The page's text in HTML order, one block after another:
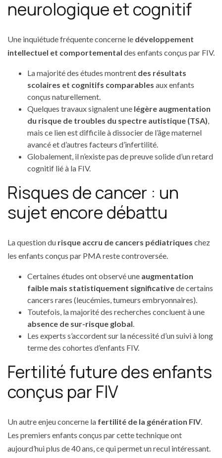
neurologique et cognitif
Une inquiétude fréquente concerne le développement
intellectuel et comportemental des enfants conçus par FIV.
La majorité des études montrent des résultats
scolaires et cognitifs comparables aux enfants
conçus naturellement.
Quelques travaux signalent une légère augmentation
du risque de troubles du spectre autistique (TSA),
mais ce lien est difficile à dissocier de l’âge maternel
avancé et d’autres facteurs d’infertilité.
Globalement, il n’existe pas de preuve solide d’un retard
cognitif lié à la FIV.
Risques de cancer : un
sujet encore débattu
La question du risque accru de cancers pédiatriques chez
les enfants conçus par PMA reste controversée.
Certaines études ont observé une augmentation
faible mais statistiquement significativede certains
cancers rares (leucémies, tumeurs embryonnaires).
Toutefois, la majorité des recherches concluent à une
absence de sur-risque global.
Les experts s’accordent sur la nécessité d’un suivi à long
terme des cohortes d’enfants FIV.
Fertilité future des enfants
conçus par FIV
Un autre enjeu concerne la fertilité de la génération FIV.
Les premiers enfants conçus par cette technique ont
aujourd’hui plus de 40 ans, ce qui permet un recul intéressant.